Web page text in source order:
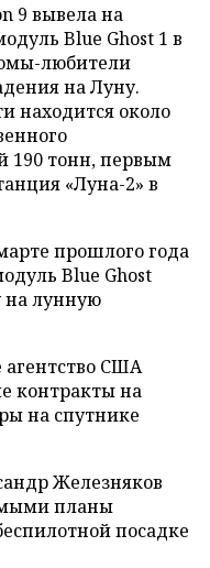
9 вывела на
Blue Ghost 1 в
любители
на Луну.
находится около
190 тонн, первым
«Луна-2» в
прошлого года
Blue Ghost
на лунную
агентство США
контракты на
на спутнике
Железняков
планы
посадке